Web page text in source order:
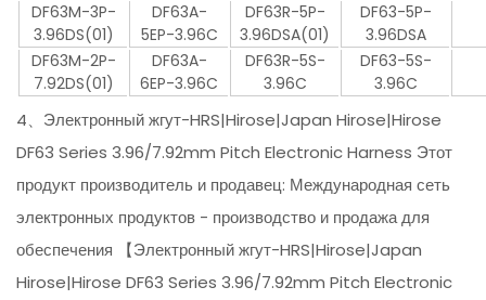
DF63M-3P-
3.96DS(01)
DF63A-
5EP-3.96C
DF63R-5P-
3.96DSA(01)
DF63-5P-
3.96DSA
DF63M-2P-
7.92DS(01)
DF63A-
6EP-3.96C
DF63R-5S-
3.96C
DF63-5S-
3.96C
4、Электронный жгут-HRS|Hirose|Japan Hirose|Hirose
DF63 Series 3.96/7.92mm Pitch Electronic Harness Этот
продукт производитель и продавец: Международная сеть
электронных продуктов - производство и продажа для
обеспечения 【Электронный жгут-HRS|Hirose|Japan
Hirose|Hirose DF63 Series 3.96/7.92mm Pitch Electronic